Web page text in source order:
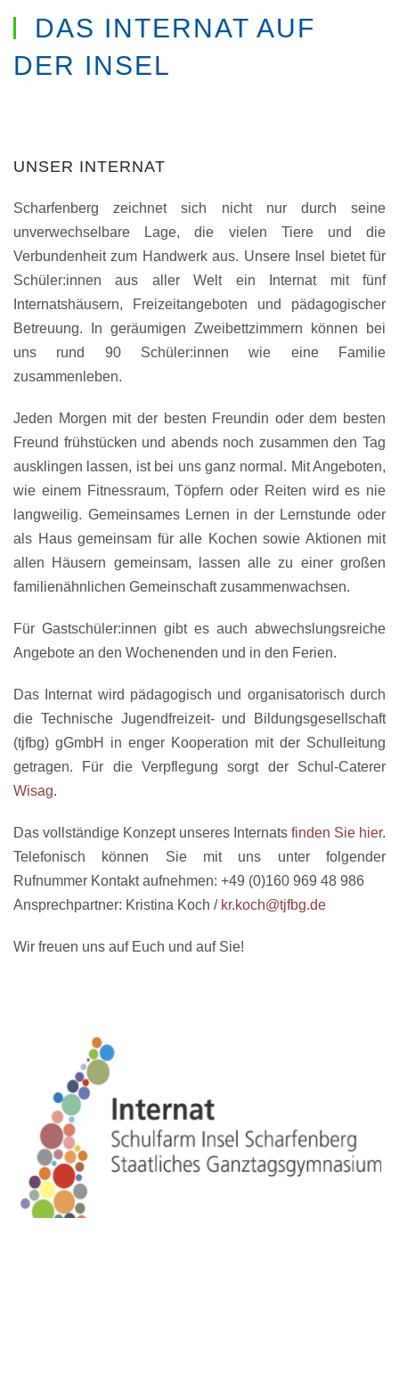
DAS INTERNAT AUF
DER INSEL
UNSER INTERNAT
Scharfenberg zeichnet sich nicht nur durch seine
unverwechselbare Lage, die vielen Tiere und die
Verbundenheit zum Handwerk aus. Unsere Insel bietet für
Schüler:innen aus aller Welt ein Internat mit fünf
Internatshäusern, Freizeitangeboten und pädagogischer
Betreuung. In geräumigen Zweibettzimmern können bei
uns rund 90 Schüler:innen wie eine Familie
zusammenleben.
Jeden Morgen mit der besten Freundin oder dem besten
Freund frühstücken und abends noch zusammen den Tag
ausklingen lassen, ist bei uns ganz normal. Mit Angeboten,
wie einem Fitnessraum, Töpfern oder Reiten wird es nie
langweilig. Gemeinsames Lernen in der Lernstunde oder
als Haus gemeinsam für alle Kochen sowie Aktionen mit
allen Häusern gemeinsam, lassen alle zu einer großen
familienähnlichen Gemeinschaft zusammenwachsen.
Für Gastschüler:innen gibt es auch abwechslungsreiche
Angebote an den Wochenenden und in den Ferien.
Das Internat wird pädagogisch und organisatorischdurch
die Technische Jugendfreizeit- und Bildungsgesellschaft
(tjfbg) gGmbH in enger Kooperation mit der Schulleitung
getragen. Für die Verpflegung sorgt der Schul-Caterer
Wisag.
Das vollständige Konzept unseres Internats finden Sie hier.
Telefonisch können Sie mit uns unter folgender
Rufnummer Kontakt aufnehmen: +49 (0)160 969 48 986
Ansprechpartner: Kristina Koch / kr.koch@tjfbg.de
Wir freuen uns auf Euch und auf Sie!